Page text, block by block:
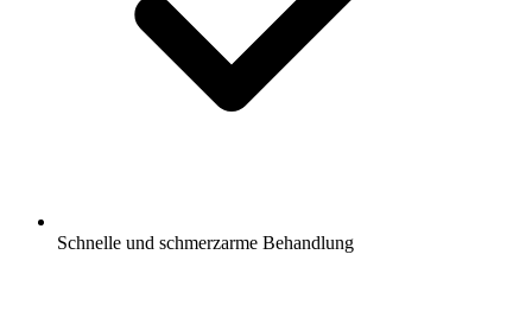
Schnelle und schmerzarme Behandlung